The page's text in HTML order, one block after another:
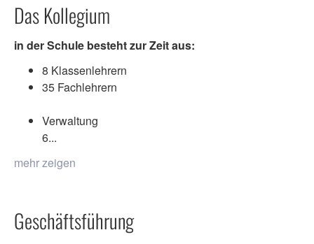
Das Kollegium
in der Schule besteht zur Zeit aus:
8 Klassenlehrern
35 Fachlehrern
Verwaltung
6...
mehr zeigen
Geschäftsführung